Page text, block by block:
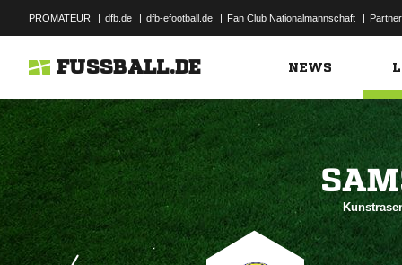
PROMATEUR | dfb.de | dfb-efootball.de | Fan Club Nationalmannschaft | Partner
FUSSBALL.DE NEWS